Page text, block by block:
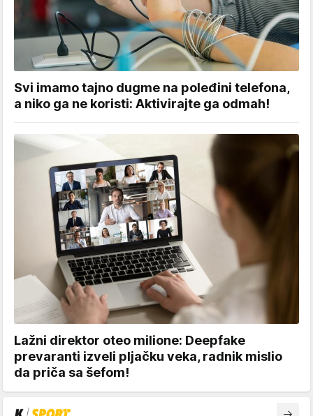
Svi imamo tajno dugme na poleđini telefona,
a niko ga ne koristi: Aktivirajte ga odmah!
Lažni direktor oteo milione: Deepfake
prevaranti izveli pljačku veka, radnik mislio
da priča sa šefom!